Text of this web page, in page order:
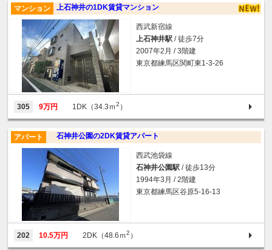
上石神井の1DK賃貸マンション
マンション
西武新宿線
上石神井駅 / 徒歩7分
2007年2月 / 3階建
東京都練馬区関町東1-3-26
305 9万円 1DK（34.3ｍ2 ）
石神井公園の2DK賃貸アパート
アパート
西武池袋線
石神井公園駅 / 徒歩13分
1994年3月 / 2階建
東京都練馬区谷原5-16-13
202 10.5万円 2DK（48.6ｍ2 ）